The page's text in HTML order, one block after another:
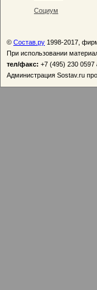
Социум
© Состав.ру 1998-2017,
При использовании
тел/факс: +7 (495) 230 0597
Администрация Sostav.ru